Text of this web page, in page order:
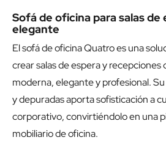
Sofá de oficina para salas de
elegante
El sofá de oficina Quatro es una
crear salas de espera y recepciones
moderna, elegante y profesional.
y depuradas aporta sofisticación a
corporativo, convirtiéndolo en una
mobiliario de oficina.